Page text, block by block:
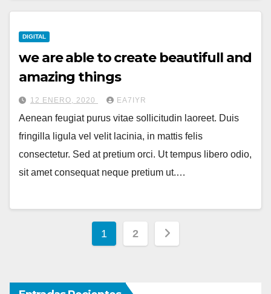
DIGITAL
we are able to create beautifull and
amazing things
12 ENERO, 2020 EA7IYR
Aenean feugiat purus vitae sollicitudin laoreet. Duis
fringilla ligula vel velit lacinia, in mattis felis
consectetur. Sed at pretium orci. Ut tempus libero odio,
sit amet consequat neque pretium ut.…
Paginación
entradas
1 2